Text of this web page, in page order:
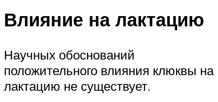
Влияние на лактацию
Научных обоснований
положительного влияния клюквы на
лактацию не существует.